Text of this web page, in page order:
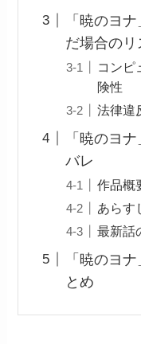
「暁のヨ
だ場合のリ
コンピ
険性
法律違
「暁のヨ
バレ
作品概
あらす
最新話
「暁のヨ
とめ